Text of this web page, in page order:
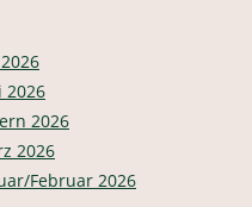
2026
2026
2026
Februar 2026